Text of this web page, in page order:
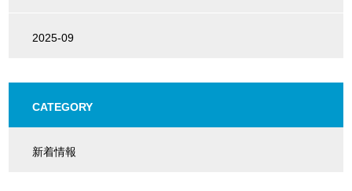
2025-09
CATEGORY
新着情報